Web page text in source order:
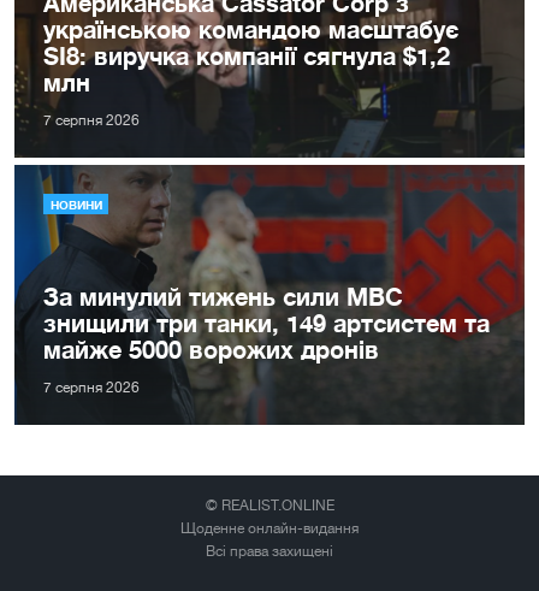
українською командою масштабує
SI8: виручка компанії сягнула $1,2
млн
7 серпня 2026
НОВИНИ
За минулий тижень сили МВС
знищили три танки, 149 артсистем та
майже 5000 ворожих дронів
7 серпня 2026
© REALIST.ONLINE
Щоденне онлайн-видання
Всі права захищені